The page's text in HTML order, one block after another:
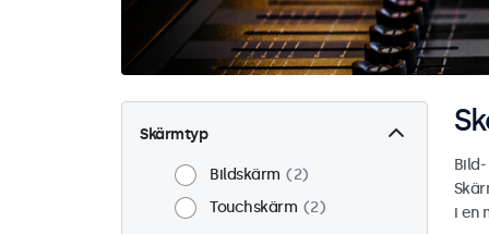
Skärmtyp
Bildskärm
2
Touchskärm
2
i en